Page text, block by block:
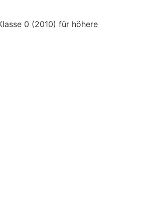
0 (2010) für höhere